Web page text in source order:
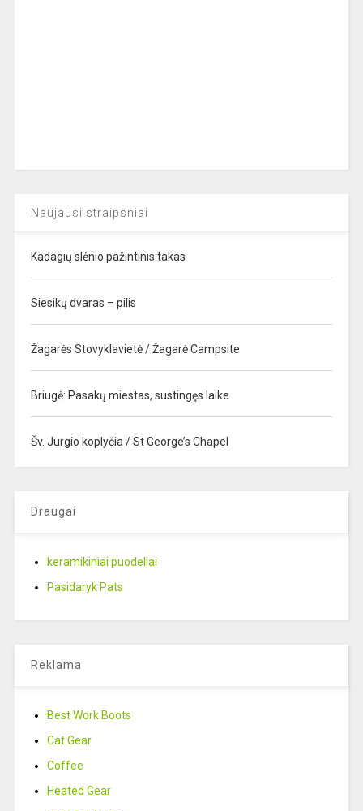
Naujausi straipsniai
Kadagių slėnio pažintinis takas
Siesikų dvaras – pilis
Žagarės Stovyklavietė / Žagarė Campsite
Briugė: Pasakų miestas, sustingęs laike
Šv. Jurgio koplyčia / St George’s Chapel
Draugai
keramikiniai puodeliai
Pasidaryk Pats
Reklama
Best Work Boots
Cat Gear
Coffee
Heated Gear